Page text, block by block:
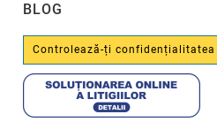
BLOG
Controlează-ți confidențialitatea